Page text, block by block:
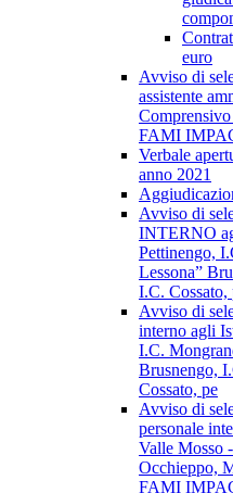
euro
Avviso di
assistente
FAMI
Verbale
anno 2021
Avviso di
INTERNO
Pettinengo,
Lessona”
I.C. Cossato,
Avviso di
interno agli
I.C.
Brusnengo,
Cossato, pe
Avviso di
personale
Valle Mosso
Occhieppo,
FAMI